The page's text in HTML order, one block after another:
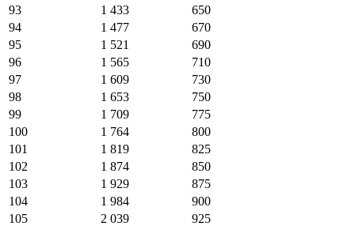
93
1 433
650
94
1 477
670
95
1 521
690
96
1 565
710
97
1 609
730
98
1 653
750
99
1 709
775
100
1 764
800
101
1 819
825
102
1 874
850
103
1 929
875
104
1 984
900
105
2 039
925